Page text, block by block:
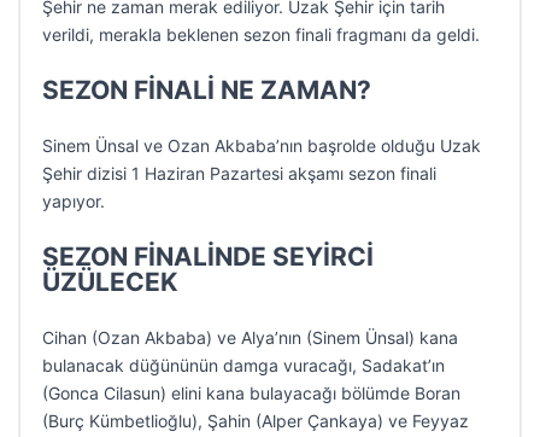
Şehir ne zaman merak ediliyor. Uzak Şehir için tarih
verildi, merakla beklenen sezon finali fragmanı da geldi.
SEZON FİNALİ NE ZAMAN?
Sinem Ünsal ve Ozan Akbaba’nın başrolde olduğu Uzak
Şehir dizisi 1 Haziran Pazartesi akşamı sezon finali
yapıyor.
SEZON FİNALİNDE SEYİRCİ
ÜZÜLECEK
Cihan (Ozan Akbaba) ve Alya’nın (Sinem Ünsal) kana
bulanacak düğününün damga vuracağı, Sadakat’ın
(Gonca Cilasun) elini kana bulayacağı bölümde Boran
(Burç Kümbetlioğlu), Şahin (Alper Çankaya) ve Feyyaz